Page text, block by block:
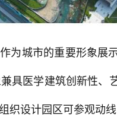
为城市的重要形象展
具医学建筑创新性、
设计园区可参观动